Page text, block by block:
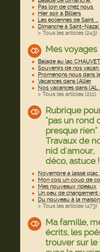
Pas loin de chez nous.
Hier soir à Billiers
Les éoliennes de Saint ...
Dimanche à Saint-Nazai
> Tous les articles (243)
Mes voyages
Balade au lac
Souvenirs de nos vacan
Promenons nous dans
Vacances dans l'Allier
Nos vacances dans l'AL
> Tous les articles (211)
Rubrique
"pas un rond
presque rien"
Travaux de
nid d'amour,
déco, astuce !
Novembre a laissé plac
Mon coq un coup de co
Mes nouveaux rideaux
Un peu de changement
Du nouveau à la maison
> Tous les articles (473)
Ma famille,
écrits, les
trouver sur le